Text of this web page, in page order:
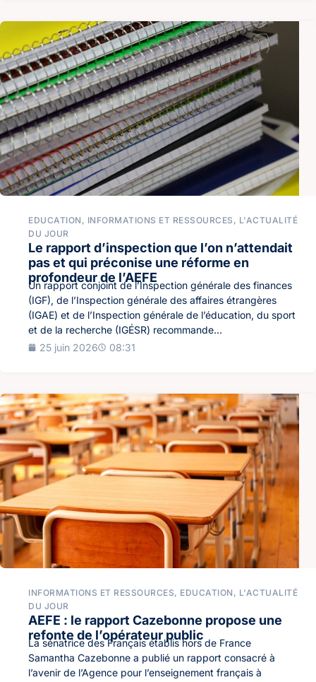
EDUCATION , INFORMATIONS ET RESSOURCES , L'ACTUALITÉ
DU JOUR
Le rapport d’inspection que l’on n’attendait
pas et qui préconise une réforme en
profondeur de l’AEFE
Un rapport conjoint de l’Inspection générale des finances
(IGF), de l’Inspection générale des affaires étrangères
(IGAE) et de l’Inspection générale de l’éducation, du sport
et de la recherche (IGÉSR) recommande...
25 juin 2026
08:31
INFORMATIONS ET RESSOURCES, EDUCATION , L'ACTUALITÉ
DU JOUR
AEFE : le rapport Cazebonne propose une
refonte de l’opérateur public
La sénatrice des Français établis hors de France
Samantha Cazebonne a publié un rapport consacré à
l’avenir de l’Agence pour l’enseignement français à